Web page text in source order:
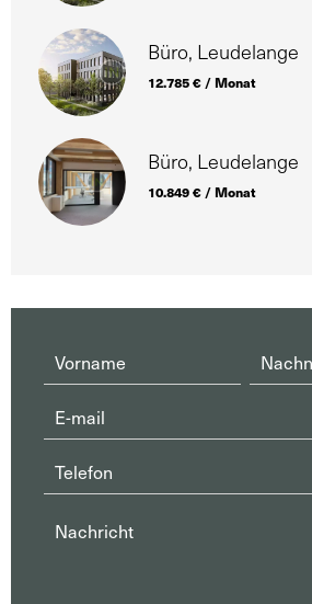
Büro, Leudelange
12.785 € / Monat
Büro, Leudelange
10.849 € / Monat